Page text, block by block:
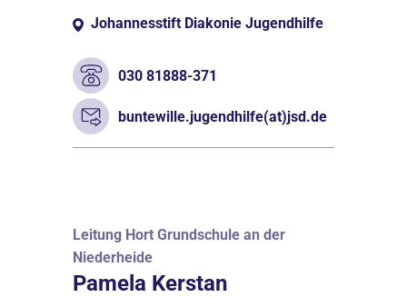
Johannesstift Diakonie Jugendhilfe
030 81888-371
buntewille.jugendhilfe(at)jsd.de
Leitung Hort Grundschule an der
Niederheide
Pamela Kerstan